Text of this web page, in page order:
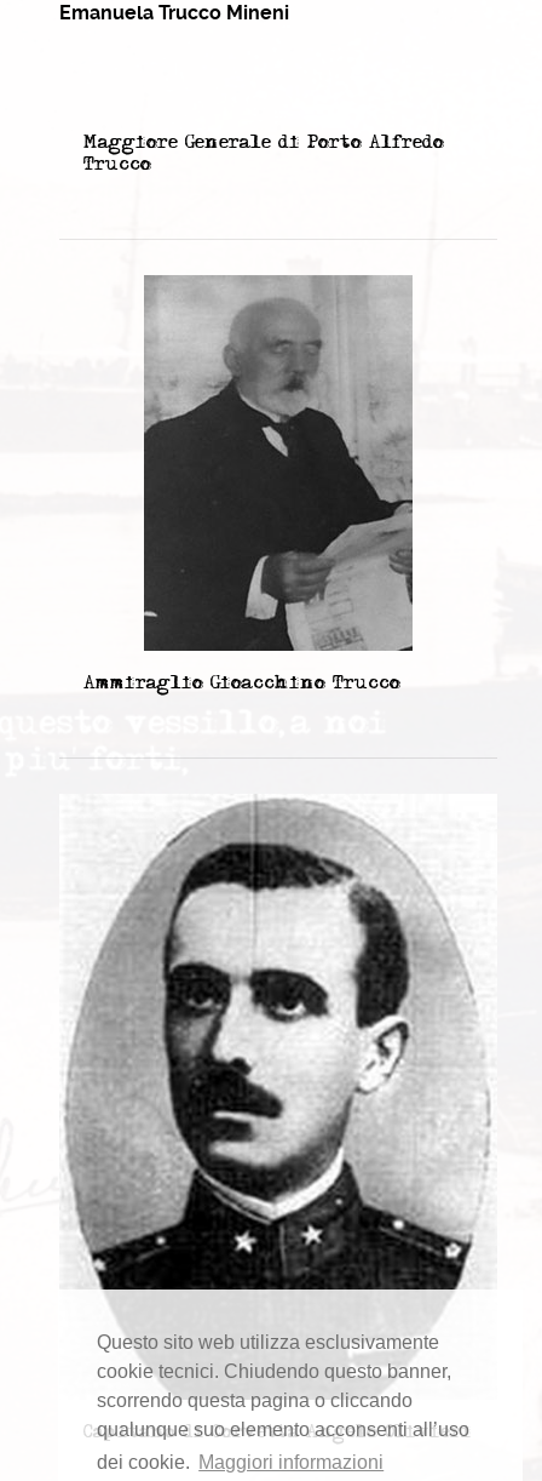
Questo sito web utilizza esclusivamente
cookie tecnici. Chiudendo questo banner,
scorrendo questa pagina o cliccando
qualunque suo elemento acconsenti all’uso
dei cookie. Maggiori informazioni
Emanuela Trucco Mineni
Maggiore Generale di Porto Alfredo
Trucco
Ammiraglio Gioacchino Trucco
Capitano di Corvetta Angelo Olivieri